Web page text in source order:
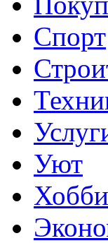
Спорт
Уют
Хобби